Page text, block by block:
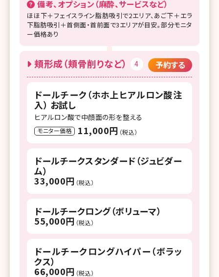
備考、オプション（麻酔、サービスなど）
ほほ下＋フェイスライン脂肪吸引で2エリア、あご下＋エラ
下脂肪吸引＋首側面・首前面で3エリアが目安。部分モニタ
ー価格あり
頬形成（頬骨削りなど） 4 予約する
ドールチーク（ホホ上ヒアルロン酸注
入） お試し
ヒアルロン酸で中顔面の形を整える
モニター価格 11,000円 （税込）
ドールチークスタンダード（ジュビダー
ム）
33,000円 （税込）
ドールチークロング（ボリューマ）
55,000円 （税込）
ドールチークロングハイパー（ボラッ
クス）
66,000円 （税込）